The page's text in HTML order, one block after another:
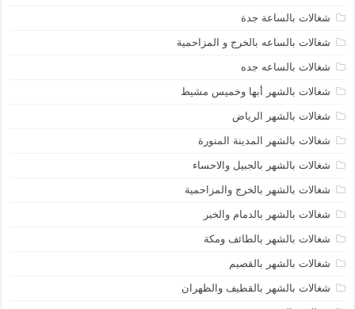
شغالات بالساعة جدة
شغالات بالساعه بالخرج و المزاحمية
شغالات بالساعه جده
شغالات بالشهر أبها وخميس مشيط
شغالات بالشهر الرياض
شغالات بالشهر المدينة المنورة
شغالات بالشهر بالجبيل والاحساء
شغالات بالشهر بالخرج والمزاحمية
شغالات بالشهر بالدمام والخبر
شغالات بالشهر بالطائف ومكة
شغالات بالشهر بالقصيم
شغالات بالشهر بالقطيف والظهران